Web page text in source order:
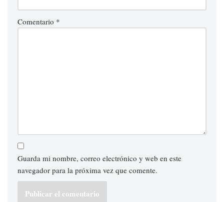
Comentario *
Guarda mi nombre, correo electrónico y web en este
navegador para la próxima vez que comente.